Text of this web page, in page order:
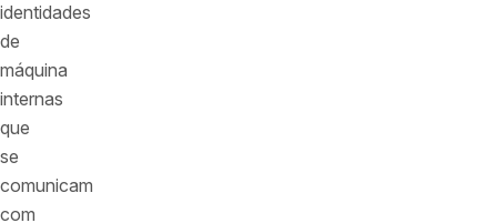
identidades
de
máquina
internas
que
se
comunicam
com